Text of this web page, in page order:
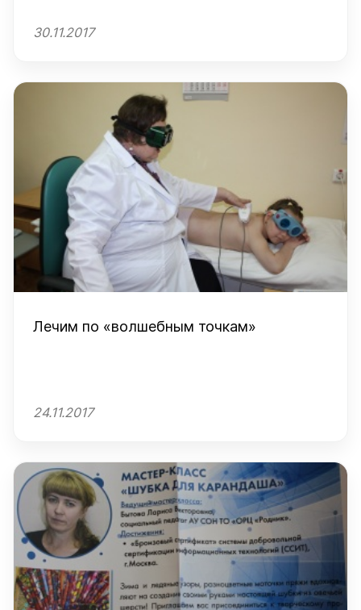
30.11.2017
Лечим по «волшебным точкам»
24.11.2017